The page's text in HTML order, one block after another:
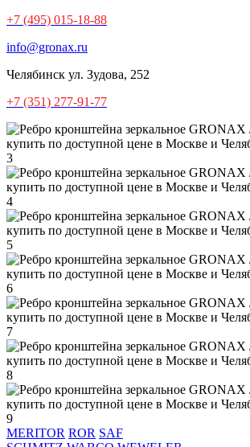
+7 (495) 015-18-88
info@gronax.ru
Челябинск ул. Зудова, 252
+7 (351) 277-91-77
MERITOR ROR SAF